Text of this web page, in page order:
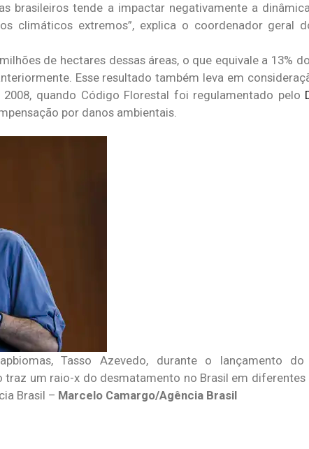
brasileiros tende a impactar negativamente a
climáticos extremos”, explica o coordenador geral
de hectares dessas áreas, o que equivale a 13%
Esse resultado também leva em
quando Código Florestal foi regulamentado pelo
por danos ambientais.
Tasso Azevedo, durante o lançamento
traz um raio-x do desmatamento no Brasil em
Brasil – Marcelo Camargo/Agência Brasil